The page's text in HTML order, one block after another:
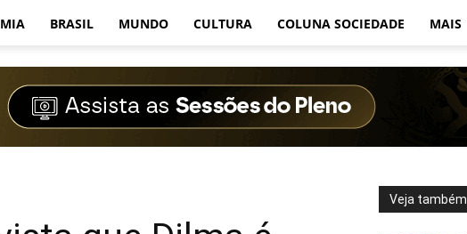
BRASIL MUNDO CULTURA COLUNA SOCIEDADE MAIS
Veja também